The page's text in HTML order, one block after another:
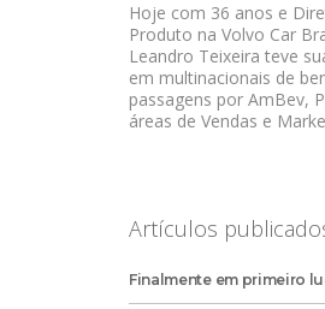
Hoje com 36 anos e
Produto na Volvo Car
Leandro Teixeira teve
em multinacionais de
passagens por AmBev,
áreas de Vendas e
Artículos
Finalmente em primeiro